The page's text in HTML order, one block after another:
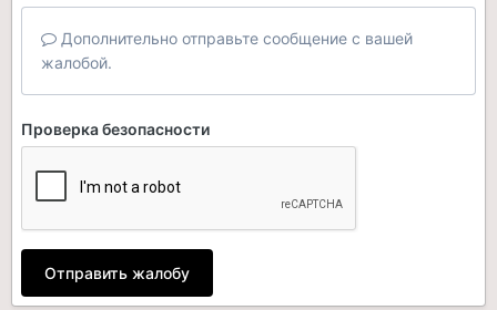
Дополнительно отправьте сообщение с вашей
жалобой.
Проверка безопасности
Отправить жалобу